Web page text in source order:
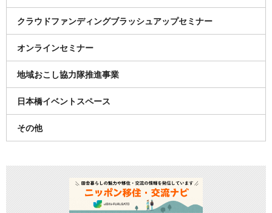
クラウドファンディングブラッシュアップセミナー
オンラインセミナー
地域おこし協力隊推進事業
日本橋イベントスペース
その他